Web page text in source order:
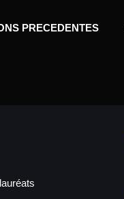
PRECEDENTES